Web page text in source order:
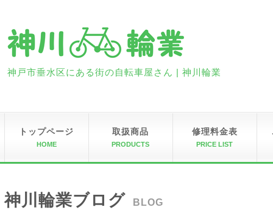
神戸市垂水区にある街の自転車屋さん | 神川輪業
トップページ
HOME
取扱商品
PRODUCTS
修理料金表
PRICE LIST
神川輪業ブログ BLOG